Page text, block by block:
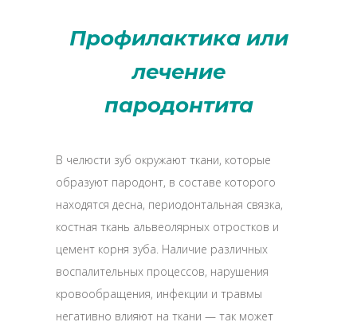
Профилактика или
лечение
пародонтита
В челюсти зуб окружают ткани, которые
образуют пародонт, в составе которого
находятся десна, периодонтальная связка,
костная ткань альвеолярных отростков и
цемент корня зуба. Наличие различных
воспалительных процессов, нарушения
кровообращения, инфекции и травмы
негативно влияют на ткани — так может